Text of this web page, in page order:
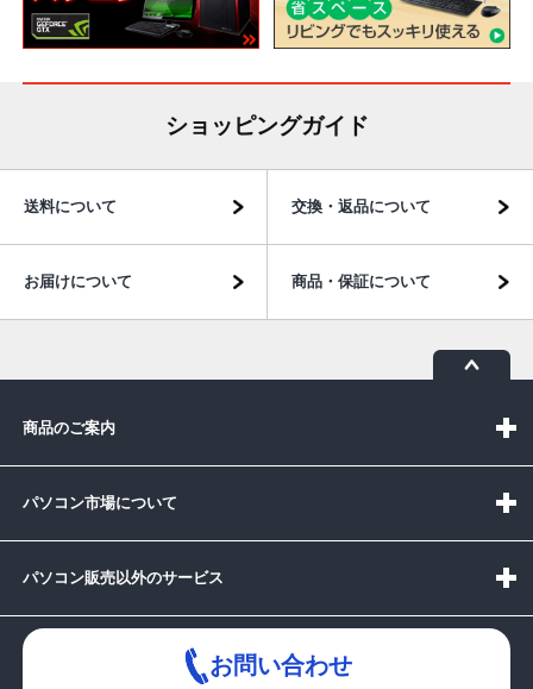
ショッピングガイド
送料について 交換・返品について
お届けについて 商品・保証について
商品のご案内
パソコン市場について
パソコン販売以外のサービス
お問い合わせ